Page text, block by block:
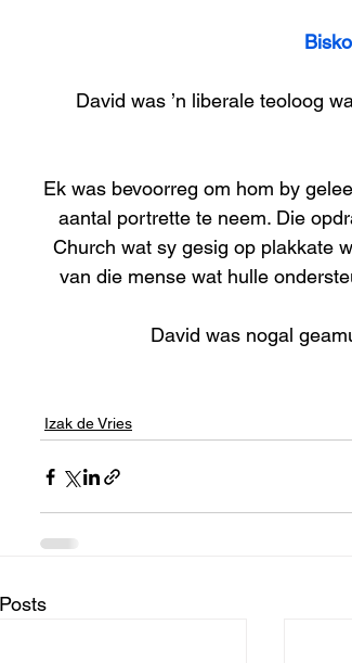
David was ’n liberale teoloog
Ek was bevoorreg om hom by
aantal portrette te neem. Die
Church wat sy gesig op plakkate
van die mense wat hulle
David was nogal
Izak de Vries